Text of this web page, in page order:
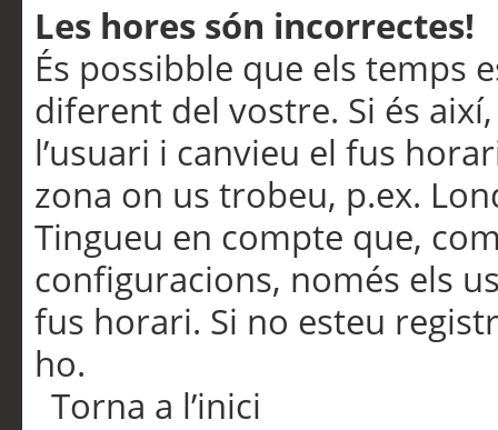
Les hores són incorrectes!
És possibble que els temps
diferent del vostre. Si és
l’usuari i canvieu el fus
zona on us trobeu, p.ex.
Tingueu en compte que,
configuracions, només els
fus horari. Si no esteu
ho.
Torna a l’inici